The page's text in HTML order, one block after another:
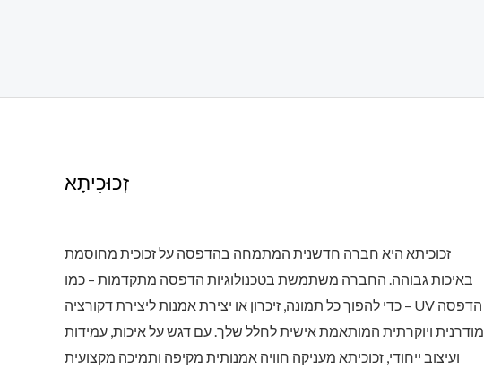
זְכוּכִיתָא
זכוכיתא היא חברה חדשנית המתמחה בהדפסה על זכוכית מחוסמת
באיכות גבוהה. החברה משתמשת בטכנולוגיות הדפסה מתקדמות – כמו
הדפסה UV – כדי להפוך כל תמונה, זיכרון או יצירת אמנות ליצירת דקורציה
מודרנית ויוקרתית המותאמת אישית לחלל שלך. עם דגש על איכות, עמידות
ועיצוב ייחודי, זכוכיתא מעניקה חוויה אמנותית מקיפה ותמיכה מקצועית